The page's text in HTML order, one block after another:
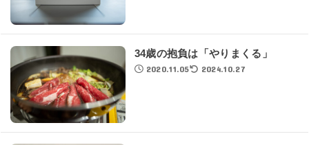
34歳の抱負は「やりまくる」
2020.11.05 2024.10.27